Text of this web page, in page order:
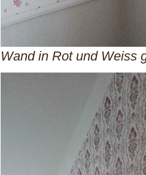
Wand in Rot und Weiss